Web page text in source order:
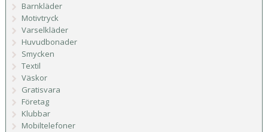
Barnkläder
Motivtryck
Varselkläder
Huvudbonader
Smycken
Textil
Väskor
Gratisvara
Företag
Klubbar
Mobiltelefoner